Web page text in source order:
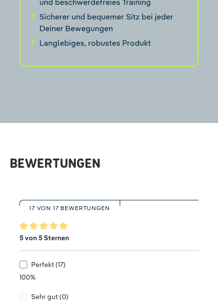
und beschwerdefreies Training
Sicherer und bequemer Sitz bei jeder
Deiner Bewegungen
Langlebiges, robustes Produkt
BEWERTUNGEN
17 VON 17 BEWERTUNGEN
Durchschnittliche Bewertung von 5 von 5 Sternen
5 von 5 Sternen
Perfekt (17)
100%
Sehr gut (0)